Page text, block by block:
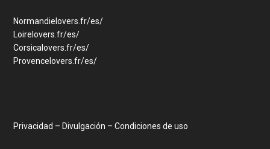
Normandielovers.fr/es/
Loirelovers.fr/es/
Corsicalovers.fr/es/
Provencelovers.fr/es/
Privacidad – Divulgación – Condiciones de uso